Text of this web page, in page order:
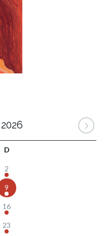
D
2
9
16
23